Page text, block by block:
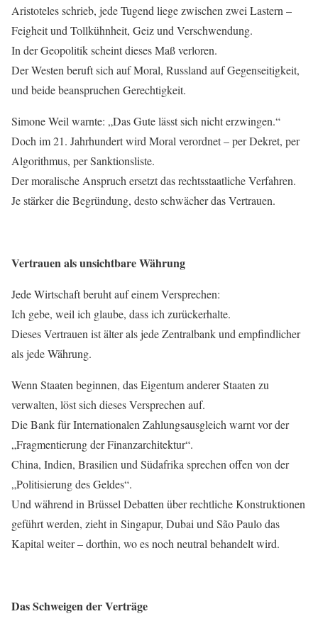
Aristoteles schrieb, jede Tugend liege zwischen zwei Lastern –
Feigheit und Tollkühnheit, Geiz und Verschwendung.
In der Geopolitik scheint dieses Maß verloren.
Der Westen beruft sich auf Moral, Russland auf Gegenseitigkeit,
und beide beanspruchen Gerechtigkeit.
Simone Weil warnte: „Das Gute lässt sich nicht erzwingen.“
Doch im 21. Jahrhundert wird Moral verordnet – per Dekret, per
Algorithmus, per Sanktionsliste.
Der moralische Anspruch ersetzt das rechtsstaatliche Verfahren.
Je stärker die Begründung, desto schwächer das Vertrauen.
Vertrauen als unsichtbare Währung
Jede Wirtschaft beruht auf einem Versprechen:
Ich gebe, weil ich glaube, dass ich zurückerhalte.
Dieses Vertrauen ist älter als jede Zentralbank und empfindlicher
als jede Währung.
Wenn Staaten beginnen, das Eigentum anderer Staaten zu
verwalten, löst sich dieses Versprechen auf.
Die Bank für Internationalen Zahlungsausgleich warnt vor der
„Fragmentierung der Finanzarchitektur“.
China, Indien, Brasilien und Südafrika sprechen offen von der
„Politisierung des Geldes“.
Und während in Brüssel Debatten über rechtliche Konstruktionen
geführt werden, zieht in Singapur, Dubai und São Paulo das
Kapital weiter – dorthin, wo es noch neutral behandelt wird.
Das Schweigen der Verträge